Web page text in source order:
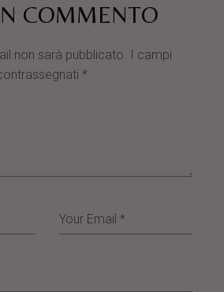
COMMENTO
non sarà pubblicato. I campi
*